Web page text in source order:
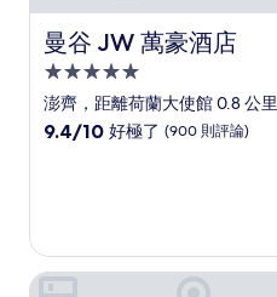
曼谷 JW 萬豪酒店
曼谷 JW 萬豪酒店
5.0
星
級
澎齊，距離荷蘭大使館 0.8 公里
9.4
好
極
9.4/10 好極了 (900 則評論)
曼谷瑞吉飯店